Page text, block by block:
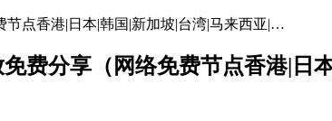
点香港|日本|韩国|新加坡|台湾|马来西亚|…
费分享（网络免费节点香港|日